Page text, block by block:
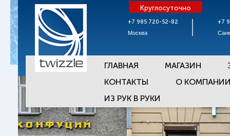
+7 985 720-52-82
Москва
Круглосуточно
+7
ГЛАВНАЯ МАГАЗИН
КОНТАКТЫ
О
ИЗ РУК В РУКИ